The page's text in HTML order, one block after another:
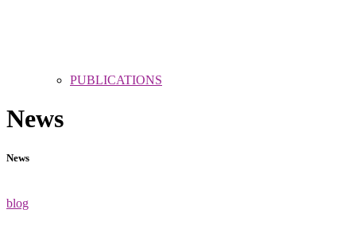
PUBLICATIONS
News
News
blog